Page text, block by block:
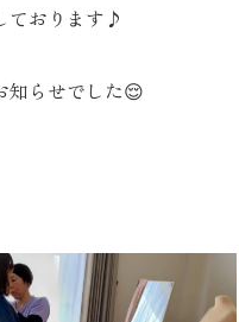
ております♪
知らせでした😌